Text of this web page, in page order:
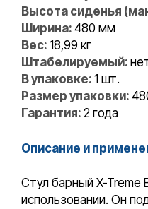
Высота сиденья
Ширина: 480 мм
Вес: 18,99 кг
Штабелируемый:
В упаковке: 1 шт.
Размер упаковки:
Гарантия: 2 года
Описание и
Стул барный X-Treme
использовании. Он